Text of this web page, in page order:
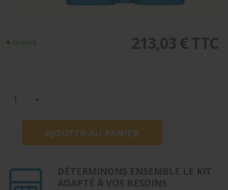
En stock 213,03 € TTC
DÉTERMINONS ENSEMBLE LE KIT
ADAPTÉ À VOS BESOINS